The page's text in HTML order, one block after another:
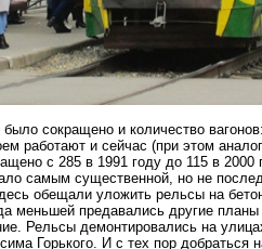
сокращено и количество
работают и сейчас (при этом
с 285 в 1991 году до 115 в 2000
самым существенной, но не
обещали уложить рельсы на
меньшей предавались другие
Рельсы демонтировались на
Горького. И с тех пор добраться